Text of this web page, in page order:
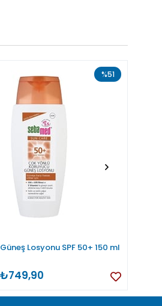
Losyonu SPF 50+ 150 ml
₺749,90
%51